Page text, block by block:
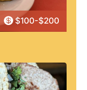
 $100-$200